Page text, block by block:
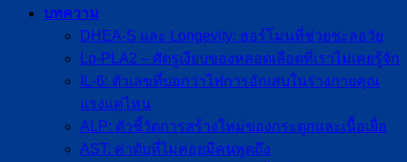
บทความ
DHEA-S และ Longevity: ฮอร์โมนที่ช่วยชะลอวัย
Lp-PLA2 – ศัตรูเงียบของหลอดเลือดที่เราไม่เคยรู้จัก
IL-6: ตัวเลขที่บอกว่าไฟการอักเสบในร่างกายคุณ
แรงแค่ไหน
ALP: ตัวชี้วัดการสร้างใหม่ของกระดูกและเนื้อเยื่อ
AST: ค่าตับที่ไม่ค่อยมีคนพูดถึง